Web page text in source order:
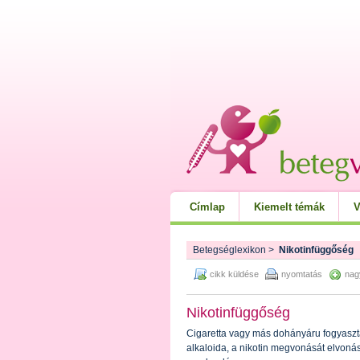
Címlap Kiemelt témák
Betegséglexikon > Nikotinfüggőség
cikk küldése nyomtatás
Nikotinfüggőség
Cigaretta vagy más dohányáru
alkaloida, a nikotin megvonását